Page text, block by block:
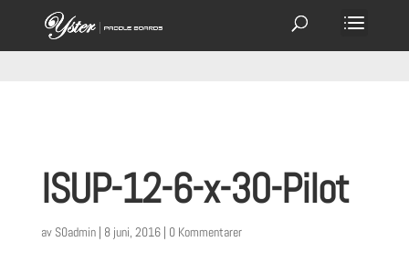
ISUP-12-6-x-30-Pilot
av S0admin| 8 juni, 2016| 0 Kommentarer